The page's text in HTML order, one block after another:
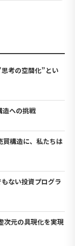
考の空間化”とい
造への挑戦
買構造に、私たちは
ない投資プログラ
元の具現化を実現